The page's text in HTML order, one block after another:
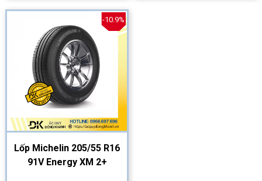
-10.9%
Lốp Michelin 205/55 R16
91V Energy XM 2+